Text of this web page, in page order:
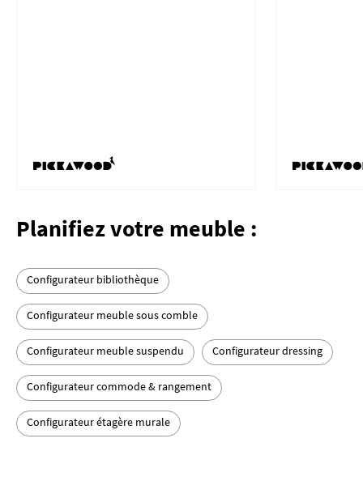
Planifiez votre meuble :
Configurateur bibliothèque
Configurateur meuble sous comble
Configurateur meuble suspendu Configurateur dressing
Configurateur commode & rangement
Configurateur étagère murale